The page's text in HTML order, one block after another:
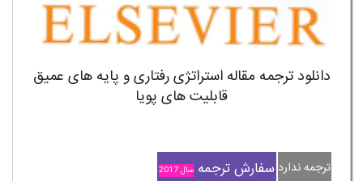
دانلود ترجمه مقاله استراتژی رفتاری و پایه های عمیق
قابلیت های پویا
ترجمه ندارد سفارش ترجمه سال 2017